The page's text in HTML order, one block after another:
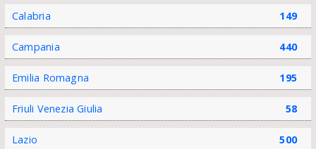
Calabria 149
Campania 440
Emilia Romagna 195
Friuli Venezia Giulia 58
Lazio 500